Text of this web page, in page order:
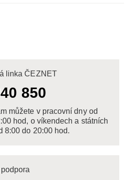
linka ČEZNET
850
můžete v pracovní dny od
hod, o víkendech a státních
8:00 do 20:00 hod.